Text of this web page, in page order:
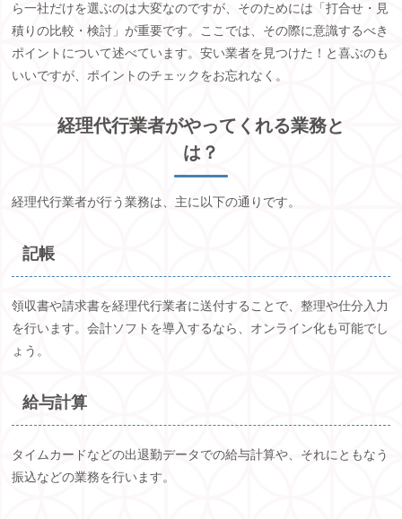
ら一社だけを選ぶのは大変なのですが、そのためには「打合せ・見
積りの比較・検討」が重要です。ここでは、その際に意識するべき
ポイントについて述べています。安い業者を見つけた！と喜ぶのも
いいですが、ポイントのチェックをお忘れなく。
経理代行業者がやってくれる業務と
は？
経理代行業者が行う業務は、主に以下の通りです。
記帳
領収書や請求書を経理代行業者に送付することで、整理や仕分入力
を行います。会計ソフトを導入するなら、オンライン化も可能でし
ょう。
給与計算
タイムカードなどの出退勤データでの給与計算や、それにともなう
振込などの業務を行います。